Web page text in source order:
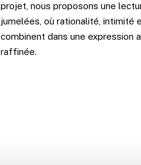
projet, nous proposons une
jumelées, où rationalité, intimité
combinent dans une expression
raffinée.